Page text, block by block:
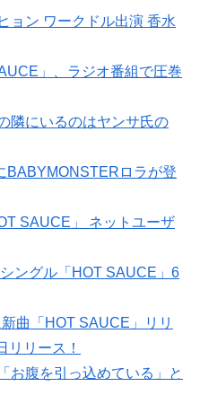
」、ラジオ番組で圧巻
にいるのはヤンサ氏の
ロラが登
SAUCE」 ネットユーザ
ングル「HOT SAUCE」6
曲「HOT SAUCE」リリ
リリース！
腹を引っ込めている」と